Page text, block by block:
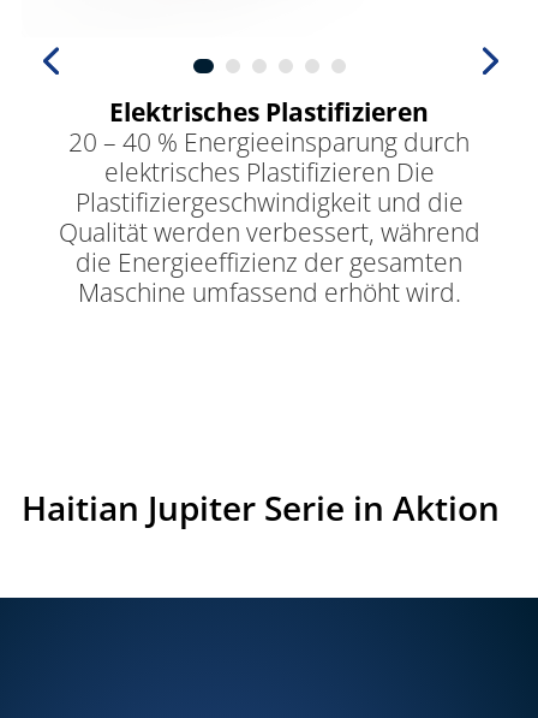
Elektrisches Plastifizieren
20 – 40 % Energieeinsparung durch
elektrisches Plastifizieren Die
Plastifiziergeschwindigkeit und die
Qualität werden verbessert, während
die Energieeffizienz der gesamten
Maschine umfassend erhöht wird.
Haitian Jupiter Serie in Aktion